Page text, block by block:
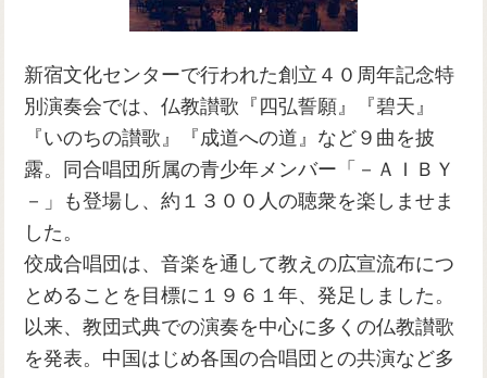
新宿文化センターで行われた創立４０周年記念特
別演奏会では、仏教讃歌『四弘誓願』『碧天』
『いのちの讃歌』『成道への道』など９曲を披
露。同合唱団所属の青少年メンバー「－ＡＩＢＹ
－」も登場し、約１３００人の聴衆を楽しませま
した。
佼成合唱団は、音楽を通して教えの広宣流布につ
とめることを目標に１９６１年、発足しました。
以来、教団式典での演奏を中心に多くの仏教讃歌
を発表。中国はじめ各国の合唱団との共演など多